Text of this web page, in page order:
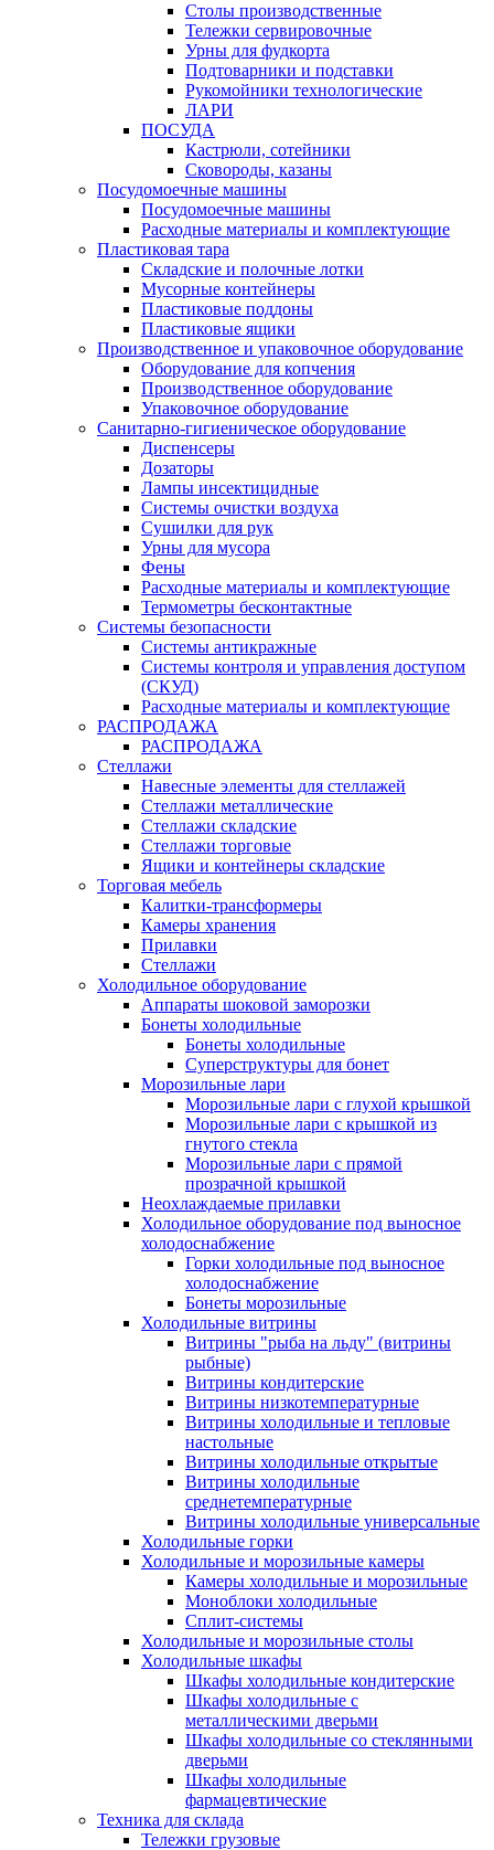
Столы производственные
Тележки сервировочные
Урны для фудкорта
Подтоварники и подставки
Рукомойники технологические
ЛАРИ
ПОСУДА
Кастрюли, сотейники
Сковороды, казаны
Посудомоечные машины
Посудомоечные машины
Расходные материалы и комплектующие
Пластиковая тара
Складские и полочные лотки
Мусорные контейнеры
Пластиковые поддоны
Пластиковые ящики
Производственное и упаковочное оборудование
Оборудование для копчения
Производственное оборудование
Упаковочное оборудование
Санитарно-гигиеническое оборудование
Диспенсеры
Дозаторы
Лампы инсектицидные
Системы очистки воздуха
Сушилки для рук
Урны для мусора
Фены
Расходные материалы и комплектующие
Термометры бесконтактные
Системы безопасности
Системы антикражные
Системы контроля и управления доступом
(СКУД)
Расходные материалы и комплектующие
РАСПРОДАЖА
РАСПРОДАЖА
Стеллажи
Навесные элементы для стеллажей
Стеллажи металлические
Стеллажи складские
Стеллажи торговые
Ящики и контейнеры складские
Торговая мебель
Калитки-трансформеры
Камеры хранения
Прилавки
Стеллажи
Холодильное оборудование
Аппараты шоковой заморозки
Бонеты холодильные
Бонеты холодильные
Суперструктуры для бонет
Морозильные лари
Морозильные лари с глухой крышкой
Морозильные лари с крышкой из
гнутого стекла
Морозильные лари с прямой
прозрачной крышкой
Неохлаждаемые прилавки
Холодильное оборудование под выносное
холодоснабжение
Горки холодильные под выносное
холодоснабжение
Бонеты морозильные
Холодильные витрины
Витрины "рыба на льду" (витрины
рыбные)
Витрины кондитерские
Витрины низкотемпературные
Витрины холодильные и тепловые
настольные
Витрины холодильные открытые
Витрины холодильные
среднетемпературные
Витрины холодильные универсальные
Холодильные горки
Холодильные и морозильные камеры
Камеры холодильные и морозильные
Моноблоки холодильные
Сплит-системы
Холодильные и морозильные столы
Холодильные шкафы
Шкафы холодильные кондитерские
Шкафы холодильные с
металлическими дверьми
Шкафы холодильные со стеклянными
дверьми
Шкафы холодильные
фармацевтические
Техника для склада
Тележки грузовые